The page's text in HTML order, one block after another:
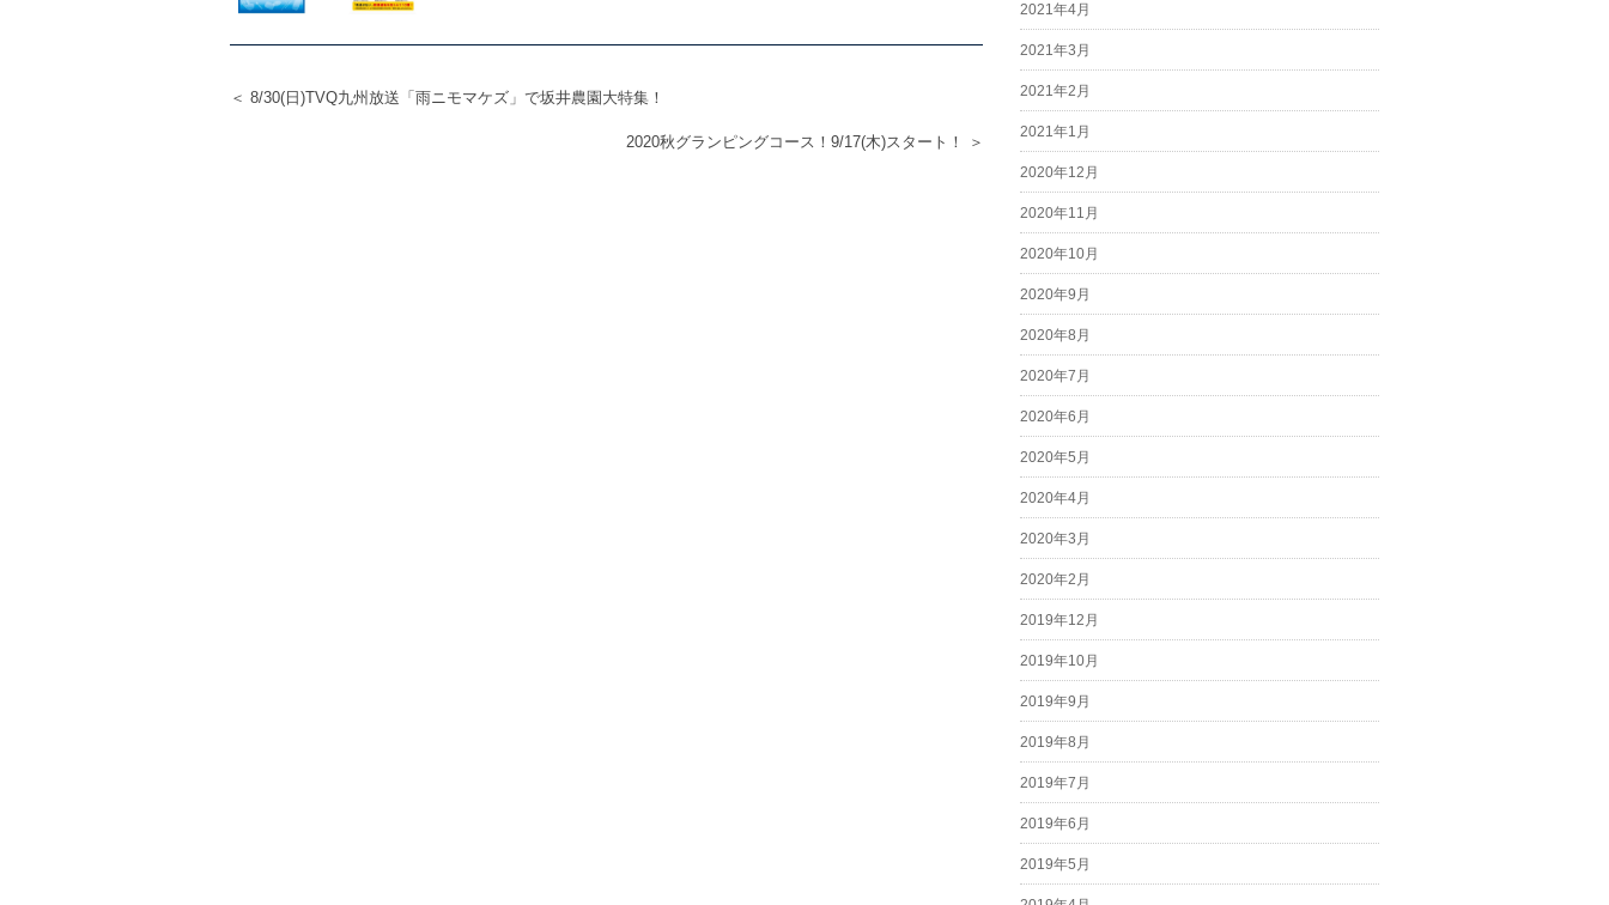
＜ 8/30(日)TVQ九州放送「雨ニモマケズ」で坂井農園大特集！
2020秋グランピングコース！9/17(木)スタート！ ＞
2021年4月
2021年3月
2021年2月
2021年1月
2020年12月
2020年11月
2020年10月
2020年9月
2020年8月
2020年7月
2020年6月
2020年5月
2020年4月
2020年3月
2020年2月
2019年12月
2019年10月
2019年9月
2019年8月
2019年7月
2019年6月
2019年5月